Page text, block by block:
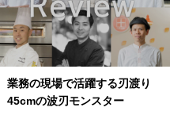
業務の現場で活躍する刃渡り
45cmの波刃モンスター